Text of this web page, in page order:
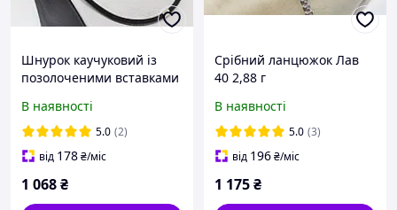
Шнурок каучуковий із
позолоченими вставками
В наявності
5.0 (2)
від 178₴/міс
1 068₴
Срібний ланцюжок Лав
40 2,88 г
В наявності
5.0 (3)
від 196₴/міс
1 175₴